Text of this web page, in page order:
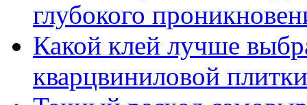
глубокого
Какой клей лучше
кварцвиниловой